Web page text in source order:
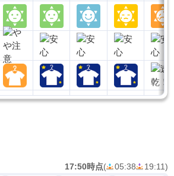
17:50時点( 05:38 19:11)